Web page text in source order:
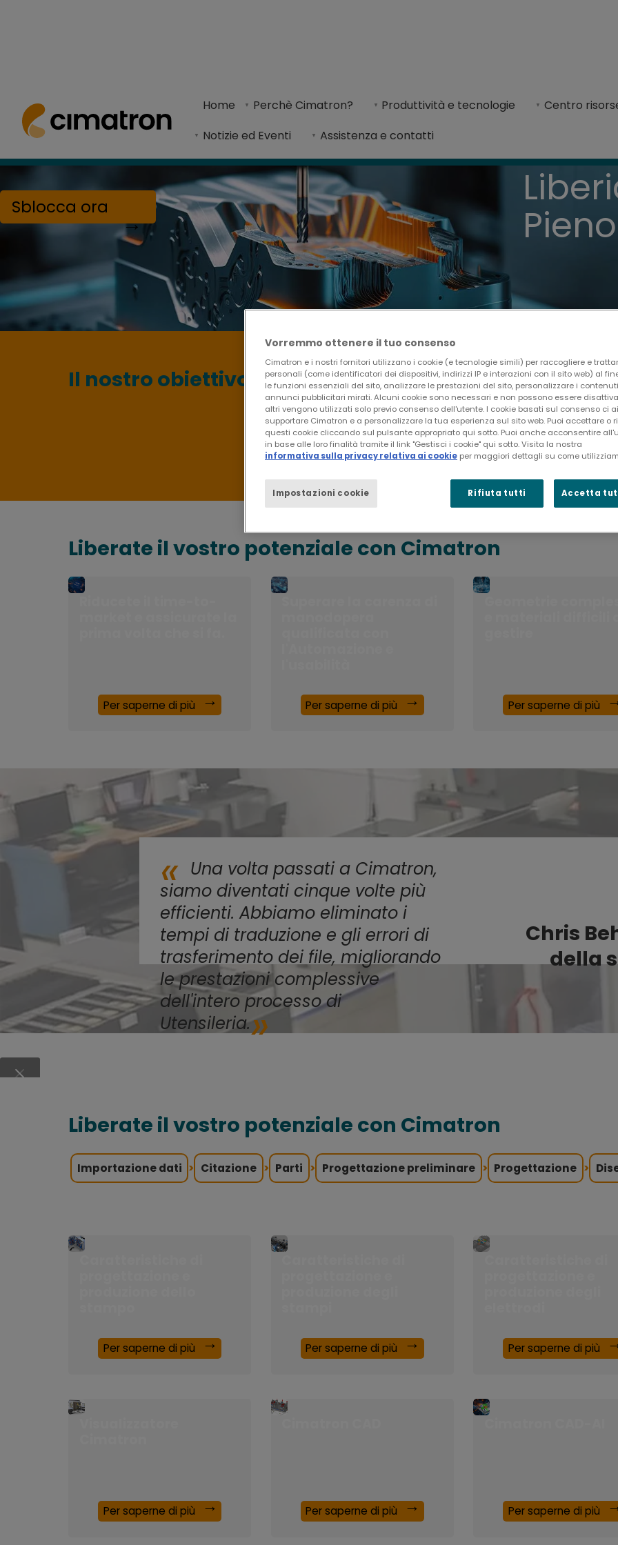
Home Perchè Cimatron? Produttività e tecnologie
Centro
Notizie ed Eventi
Assistenza e contatti
Cimatron è un software CAD/CAM integrato che fornisce una soluzione end-to-end per la
Sblocca ora
Il nostro obiettivo
Aumentare drasticamente la
un'ampia gamma di strumenti dedicati
produzione di stampi, matrici ed
di tecnologie CNC, dalla semplice
lavorazione a 5 assi.
Liberate il vostro potenziale con Cimatron
Per saperne di più Per saperne di più Per saperne di più
Una volta passati a Cimatron,
siamo diventati cinque volte più
efficienti. Abbiamo eliminato i
tempi di traduzione e gli errori di
trasferimento dei file, migliorando
le prestazioni complessive
dell'intero processo di
Utensileria.
Chris
della
Liberate il vostro potenziale con Cimatron
Importazione dati > Citazione > Parti > Progettazione preliminare > Progettazione >
Per saperne di più Per saperne di più Per saperne di più
Per saperne di più Per saperne di più Per saperne di più
Vorremmo ottenere il tuo consenso
Cimatron e i nostri fornitori utilizzano i cookie (e tecnologie simili) per raccogliere e
personali (come identificatori dei dispositivi, indirizzi IP e interazioni con il sito web) al
le funzioni essenziali del sito, analizzare le prestazioni del sito, personalizzare i
annunci pubblicitari mirati. Alcuni cookie sono necessari e non possono essere
altri vengono utilizzati solo previo consenso dell'utente. I cookie basati sul consenso ci
supportare Cimatron e a personalizzare la tua esperienza sul sito web. Puoi accettare o
questi cookie cliccando sul pulsante appropriato qui sotto. Puoi anche acconsentire
in base alle loro finalità tramite il link "Gestisci i cookie" qui sotto. Visita la nostra
informativa sulla privacy relativa ai cookie per maggiori dettagli su come
Impostazioni cookie Rifiuta tutti Accetta